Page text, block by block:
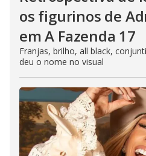
os figurinos de
em A Fazenda 17
Franjas, brilho, all black,
deu o nome no visual